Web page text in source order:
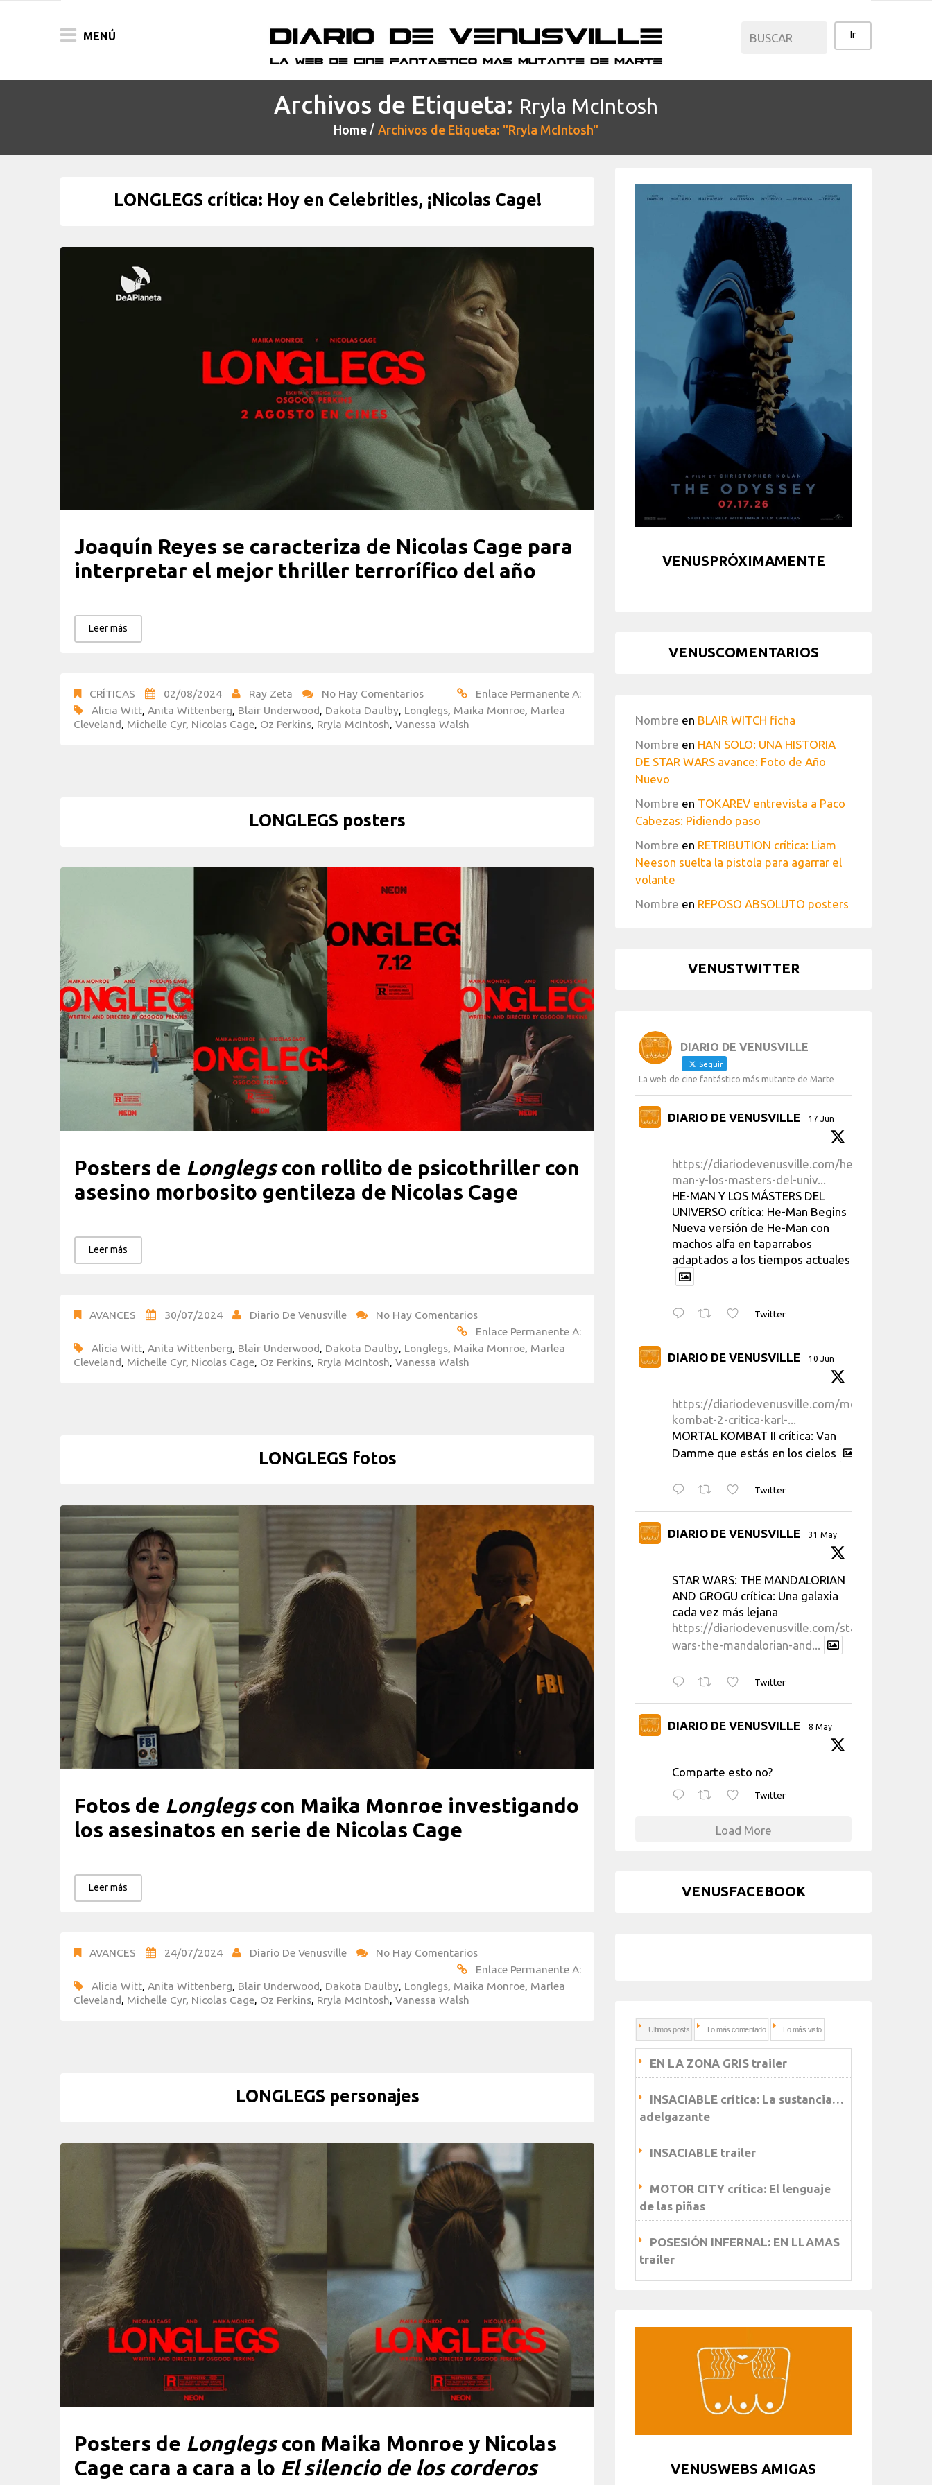
MENÚ
Archivos de Etiqueta: Rryla McIntosh
Home Archivos de Etiqueta: "Rryla McIntosh"
LONGLEGS crítica: Hoy en Celebrities, ¡Nicolas Cage!
Joaquín Reyes se caracteriza de Nicolas Cage para
interpretar el mejor thriller terrorífico del año
Leer más
CRÍTICAS 02/08/2024 Ray Zeta No Hay Comentarios
Enlace Permanente A:
Alicia Witt, Anita Wittenberg, Blair Underwood, Dakota Daulby, Longlegs, Maika Monroe, Marlea
Cleveland, Michelle Cyr, Nicolas Cage, Oz Perkins, Rryla McIntosh, Vanessa Walsh
LONGLEGS posters
Posters de Longlegscon rollito de psicothriller con
asesino morbosito gentileza de Nicolas Cage
Leer más
AVANCES 30/07/2024 Diario De Venusville
No Hay Comentarios
Enlace Permanente A:
Alicia Witt, Anita Wittenberg, Blair Underwood, Dakota Daulby, Longlegs, Maika Monroe, Marlea
Cleveland, Michelle Cyr, Nicolas Cage, Oz Perkins, Rryla McIntosh, Vanessa Walsh
LONGLEGS fotos
Fotos de Longlegscon Maika Monroe investigando
los asesinatos en serie de Nicolas Cage
Leer más
AVANCES 24/07/2024 Diario De Venusville
No Hay Comentarios
Enlace Permanente A:
Alicia Witt Anita Wittenberg Blair Underwood Dakota Daulby Longlegs Maika Monroe Marlea
Cleveland Michelle Cyr, Nicolas Cage Oz Perkins Rryla McIntosh Vanessa Walsh
LONGLEGS personajes
Posters de Longlegscon Maika Monroe y Nicolas
Cage cara a cara a lo El silencio de los corderos
VENUSPRÓXIMAMENTE
VENUSCOMENTARIOS
Nombre en BLAIR WITCH ficha
Nombre en HAN SOLO: UNA HISTORIA
DE STAR WARS avance: Foto de Año
Nuevo
Nombre en TOKAREV entrevista a Paco
Cabezas: Pidiendo paso
Nombre en RETRIBUTION crítica: Liam
Neeson suelta la pistola para agarrar el
volante
Nombre en REPOSO ABSOLUTO posters
VENUSTWITTER
DIARIO DE VENUSVILLE
Seguir
La web de cine fantástico más mutante de Marte
DIARIO DE VENUSVILLE 17 Jun
https://diariodevenusville.com/he-
man-y-los-masters-del-univ...
HE-MAN Y LOS MÁSTERS DEL
UNIVERSO crítica: He-Man Begins
Nueva versión de He-Man con
machos alfa en taparrabos
adaptados a los tiempos actuales
Twitter
DIARIO DE VENUSVILLE 10 Jun
https://diariodevenusville.com/mortal-
kombat-2-critica-karl-...
MORTAL KOMBAT II crítica: Van
Damme que estás en los cielos
Twitter
DIARIO DE VENUSVILLE 31 May
STAR WARS: THE MANDALORIAN
AND GROGU crítica: Una galaxia
cada vez más lejana
https://diariodevenusville.com/star-
wars-the-mandalorian-and...
Twitter
DIARIO DE VENUSVILLE 8 May
Comparte esto no?
Twitter
Load More
VENUSFACEBOOK
Ultimos posts Lo más comentado Lo más visto
EN LA ZONA GRIS trailer
INSACIABLE crítica: La sustancia…
adelgazante
INSACIABLE trailer
MOTOR CITY crítica: El lenguaje
de las piñas
POSESIÓN INFERNAL: EN LLAMAS
trailer
VENUSWEBS AMIGAS
FESTIVALES